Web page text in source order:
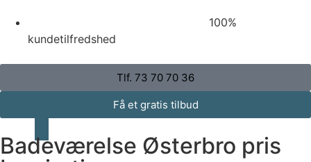
100%
kundetilfredshed
Tlf. 73 70 70 36
Få et gratis tilbud
Badeværelse Østerbro pris